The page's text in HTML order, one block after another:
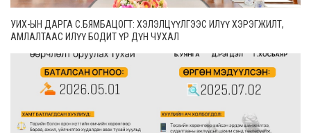
УИХ-ЫН ДАРГА С.БЯМБАЦОГТ: ХЭЛЭЛЦҮҮЛГЭЭС ИЛҮҮ ХЭРЭГЖИЛТ,
АМЛАЛТААС ИЛҮҮ БОДИТ ҮР ДҮН ЧУХАЛ